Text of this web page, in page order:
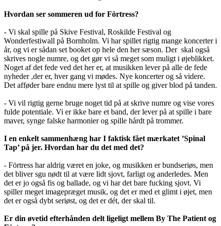
Hvordan ser sommeren ud for Förtress?
- Vi skal spille på Skive Festival, Roskilde Festival og
Wonderfestiwall på Bornholm. Vi har spillet rigtig mange koncerter i
år, og vi er sådan set booket op hele den her sæson. Der skal også
skrives nogle numre, og det gør vi så meget som muligt i øjeblikket.
Noget af det fede ved det her er, at musikken lever på alle de fede
nyheder ,der er, hver gang vi mødes. Nye koncerter og så videre.
Det afføder bare endnu mere lyst til at spille og giver blod på tanden.
- Vi vil rigtig gerne bruge noget tid på at skrive numre og vise vores
fulde potentiale. Vi er ikke bare et band, der lever på at spille i bare
maver, synge falske harmonier og spille hårdt på trommer.
I en enkelt sammenhæng har I faktisk fået mærkatet ’Spinal
Tap’ på jer. Hvordan har du det med det?
- Förtress har aldrig været en joke, og musikken er bundseriøs, men
det bliver sgu nødt til at være lidt sjovt, farligt og anderledes. Men
det er jo også fis og ballade, og vi har det bare fucking sjovt. Vi
spiller meget imagepræget musik, og det er med et glimt i øjet, men
det er også dybt seriøst, og det er dét, der skal til.
Er din øvetid efterhånden delt ligeligt mellem By The Patient og